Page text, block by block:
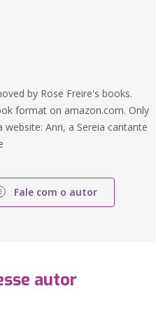
by Rose Freire's books.
format on amazon.com. Only
Anri, a Sereia cantante
Fale com o autor
autor